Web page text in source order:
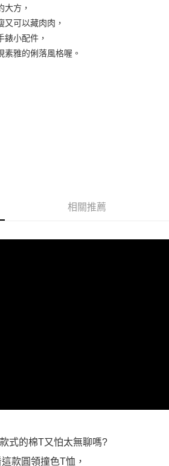
「大哥付你分期」於每月結算日後寄送繳費提
可選擇「超商條碼／台灣大直營門市／銀行轉
份有限公司」（以下簡稱本公司）所提供，讓
購買商品或服務，並由商店將買賣／分期付款
依約使用本公司帳單繳交帳款。
）提供予台灣大哥大進項蒐集、處理及利用，
單所需資料之確認、核對及更正。
訊認證，即可結帳。
後，再付款。
程】
先享後付」後，將跳轉至「AFTEE先享後付」
內，點擊此簡訊中的連結，可透過四大超商／
進行付款，方視為交易完成。
不需立刻繳費，但若您需要取消訂單，請聯絡
意取消之訂單仍視為有效，需透過AFTEE先享
先享後付 」之結帳頁面顯示為準，若有關於
欲退款等相關疑問，請聯繫「AFTEE先享後付
support/home
提供個人資料，並將交易相關給付款項請求債
司。
以上)免運費
以上)免運費
以上)免運費
以上)免運費
大方，
又可以藏肉肉，
錶小配件，
素雅的俐落風格喔。
相關推薦
式的棉T又怕太無聊嗎?
款圓領撞色T恤，